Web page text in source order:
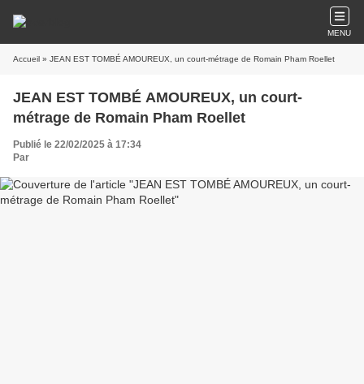
MENU
Accueil » JEAN EST TOMBÉ AMOUREUX, un court-métrage de Romain Pham Roellet
JEAN EST TOMBÉ AMOUREUX, un court-
métrage de Romain Pham Roellet
Publié le 22/02/2025 à 17:34
Par